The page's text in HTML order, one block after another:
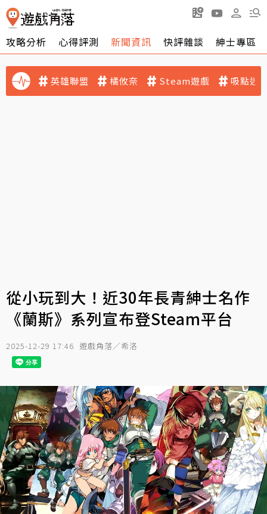
攻略分析 心得評測 新聞資訊 快評雜談 紳士專區
英雄聯盟 橘攸奈 Steam遊戲 吸點迷
從小玩到大！近30年長青紳士名作
《蘭斯》系列宣布登Steam平台
2025-12-29 17:46 遊戲角落／希洛